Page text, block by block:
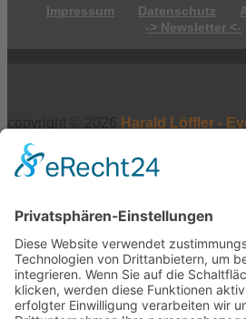
Impressum Datenschutz
-> Newsletter <-
Harald Löffler -
Vertrag